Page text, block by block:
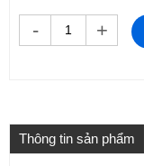
- +
Thông tin sản phẩm